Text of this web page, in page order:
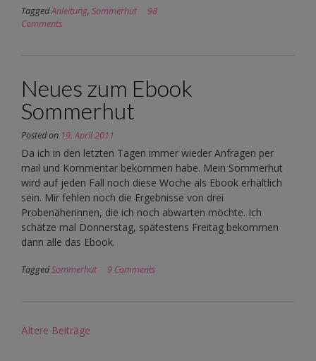
TaggedAnleitung, Sommerhut
98
Comments
Neues zum Ebook
Sommerhut
Posted on 19. April 2011
Da ich in den letzten Tagen immer wieder Anfragen per
mail und Kommentar bekommen habe. Mein Sommerhut
wird auf jeden Fall noch diese Woche als Ebook erhältlich
sein. Mir fehlen noch die Ergebnisse von drei
Probenäherinnen, die ich noch abwarten möchte. Ich
schätze mal Donnerstag, spätestens Freitag bekommen
dann alle das Ebook.
TaggedSommerhut 9 Comments
Beitragsnavigation
Ältere Beiträge